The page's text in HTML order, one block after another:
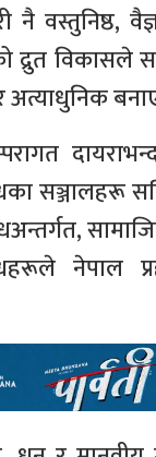
नै वस्तुनिष्ठ,
द्रुत
सञ्जालहरू
नेपाल